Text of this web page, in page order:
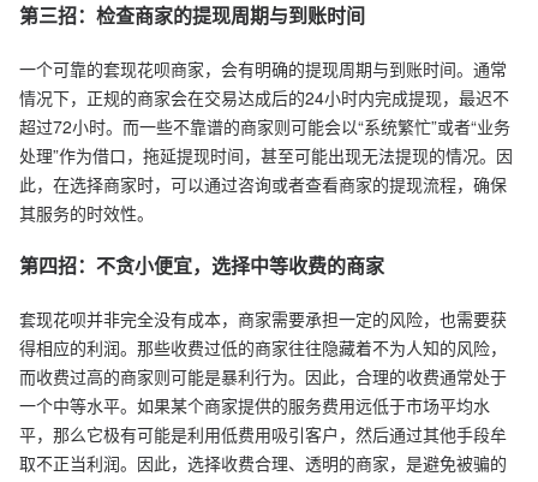
第三招：检查商家的提现周期与到账时间
一个可靠的套现花呗商家，会有明确的提现周期与到账时间。通常
情况下，正规的商家会在交易达成后的24小时内完成提现，最迟不
超过72小时。而一些不靠谱的商家则可能会以“系统繁忙”或者“业务
处理”作为借口，拖延提现时间，甚至可能出现无法提现的情况。因
此，在选择商家时，可以通过咨询或者查看商家的提现流程，确保
其服务的时效性。
第四招：不贪小便宜，选择中等收费的商家
套现花呗并非完全没有成本，商家需要承担一定的风险，也需要获
得相应的利润。那些收费过低的商家往往隐藏着不为人知的风险，
而收费过高的商家则可能是暴利行为。因此，合理的收费通常处于
一个中等水平。如果某个商家提供的服务费用远低于市场平均水
平，那么它极有可能是利用低费用吸引客户，然后通过其他手段牟
取不正当利润。因此，选择收费合理、透明的商家，是避免被骗的